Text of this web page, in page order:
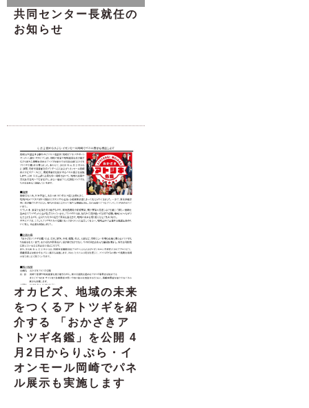
共同センター長就任の
お知らせ
オカビズ、地域の未来
をつくるアトツギを紹
介する 「おかざきア
トツギ名鑑」を公開 4
月2日からりぶら・イ
オンモール岡崎でパネ
ル展示も実施します